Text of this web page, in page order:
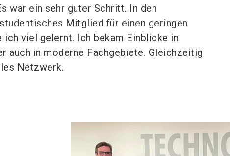
war ein sehr guter Schritt. In den
Mitglied für einen geringen
ich viel gelernt. Ich bekam Einblicke in
auch in moderne Fachgebiete. Gleichzeitig
Netzwerk.